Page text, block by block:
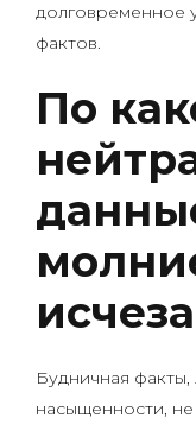
долговременное
фактов.
По
Будничная
насыщенности,